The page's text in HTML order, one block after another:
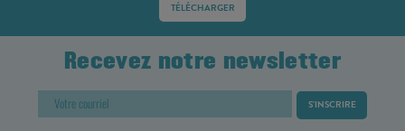
TÉLÉCHARGER
Recevez notre newsletter